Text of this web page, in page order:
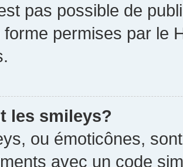
pas possible de
forme permises par le
les smileys?
ou émoticônes,
avec un code